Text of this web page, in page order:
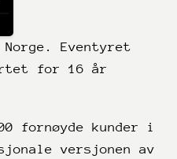
Eventyret
for 16 år
fornøyde kunder i
versjonen av